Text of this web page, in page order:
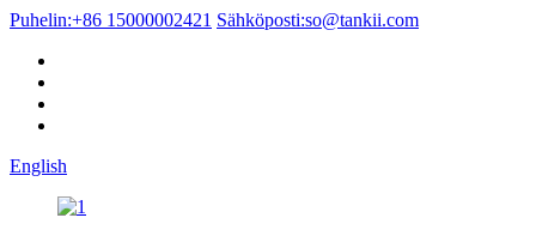
Puhelin:+86 15000002421 Sähköposti:so@tankii.com
English